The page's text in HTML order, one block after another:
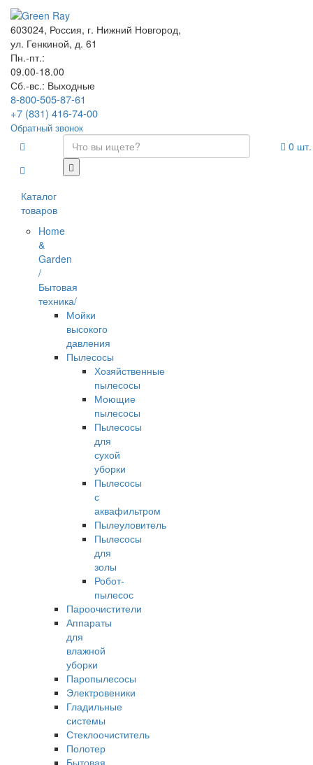
603024, Россия, г. Нижний Новгород,
ул. Генкиной, д. 61
Пн.-пт.:
09.00-18.00
Сб.-вс.: Выходные
8-800-505-87-61
+7 (831) 416-74-00
Обратный звонок
Каталог
товаров
Home
&
Garden
/
Бытовая
техника/
Мойки
высокого
давления
Пылесосы
Хозяйственные
пылесосы
Моющие
пылесосы
Пылесосы
для
сухой
уборки
Пылесосы
с
аквафильтром
Пылеуловитель
Пылесосы
для
золы
Робот-
пылесос
Пароочистители
Аппараты
для
влажной
уборки
Паропылесосы
Электровеники
Гладильные
системы
Стеклоочиститель
Полотер
0